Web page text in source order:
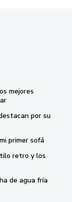
mejores
por su
primer sofá
retro y los
de agua fría